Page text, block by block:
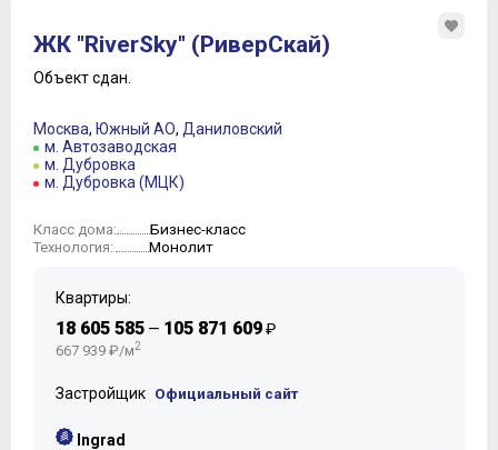
ЖК "RiverSky" (РиверСкай)
Объект сдан.
Москва, Южный АО, Даниловский
м. Автозаводская
м. Дубровка
м. Дубровка (МЦК)
Класс дома: Бизнес-класс
Технология: Монолит
Квартиры:
18 605 585 — 105 871 609₽
667 939 ₽/м2
Застройщик Официальный сайт
Ingrad